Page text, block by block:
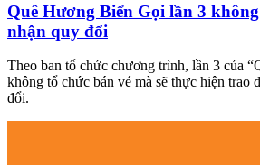
Quê Hương Biển Gọi lần 3
nhận quy đổi
Theo ban tổ chức chương trình, lần 3 của
không tổ chức bán vé mà sẽ thực hiện trao
đổi.